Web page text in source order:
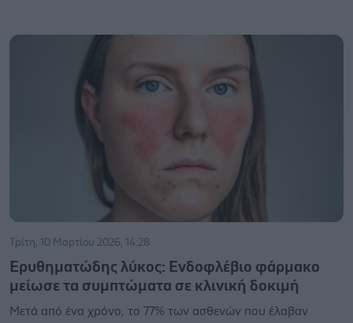
Τρίτη, 10 Μαρτίου 2026, 14:28
Ερυθηματώδης λύκος: Ενδοφλέβιο φάρμακο
μείωσε τα συμπτώματα σε κλινική δοκιμή
Μετά από ένα χρόνο, το 77% των ασθενών που έλαβαν